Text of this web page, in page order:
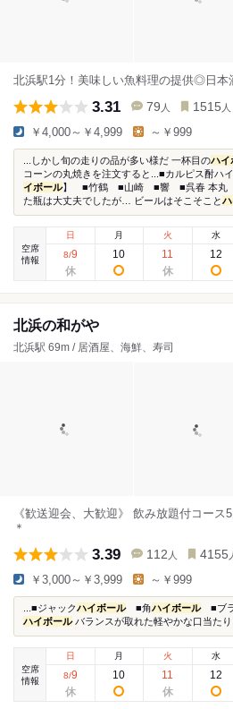
北浜駅1分！美味しい魚料理の提供◎日本
3.31 79 人 1515 人
￥4,000～￥4,999 ～￥999
...しかし旬の走りの品が多い様だ 一杯目のハイ
コーンの丸焼きを注文すると...■カルピス酎
イボール】 ■竹鶴 ■山崎 ■響 ■呉春 本丸 （
た瓶は大丈夫でしたが… ビールはそこそこと
空席
情報
日
8/9
月
10
火
11
水
12
北浜の和がや
北浜駅 69m / 居酒屋、海鮮、寿司
《歓送迎会、大歓迎》 飲み放題付コー
＊
3.39 112 人 4155
￥3,000～￥3,999 ～￥999
...■ジャックハイボール■角ハイボール■ブラ
ハイボールバランスが取れた軽やかな口当たり
空席
情報
日
8/9
月
10
火
11
水
12